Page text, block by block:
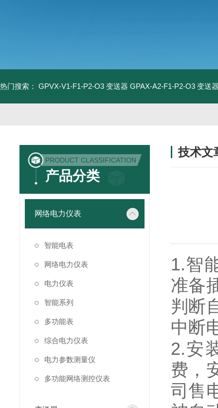
热门搜索： GPVX-V1-F1-P2-O3 变送器 GPAX-A2-F1-P2-O3 变送
PRODUCT CLASSIFICATION
产品分类
网络电力仪表
智能电表
网络电力仪表
电力仪表
智能系列
多功能表
综合电力仪表
电力参数测量仪
多功能网络测控仪表
技术文
1.智
准备
判断
中断
2.安
费，
司售